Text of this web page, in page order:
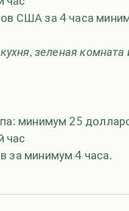
США за 4 часа
зеленая
минимум 25
час
за минимум 4 часа.